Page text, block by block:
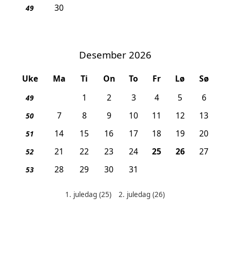
49 30
Desember 2026
Uke Ma Ti On To Fr Lø Sø
49 1 2 3 4 5 6
50 7 8 9 10 11 12 13
51 14 15 16 17 18 19 20
52 21 22 23 24 25, 1. juledag
26, 2. juledag
27
53 28 29 30 31
Helligdager denne måneden:
1. juledag(25) 2. juledag (26)